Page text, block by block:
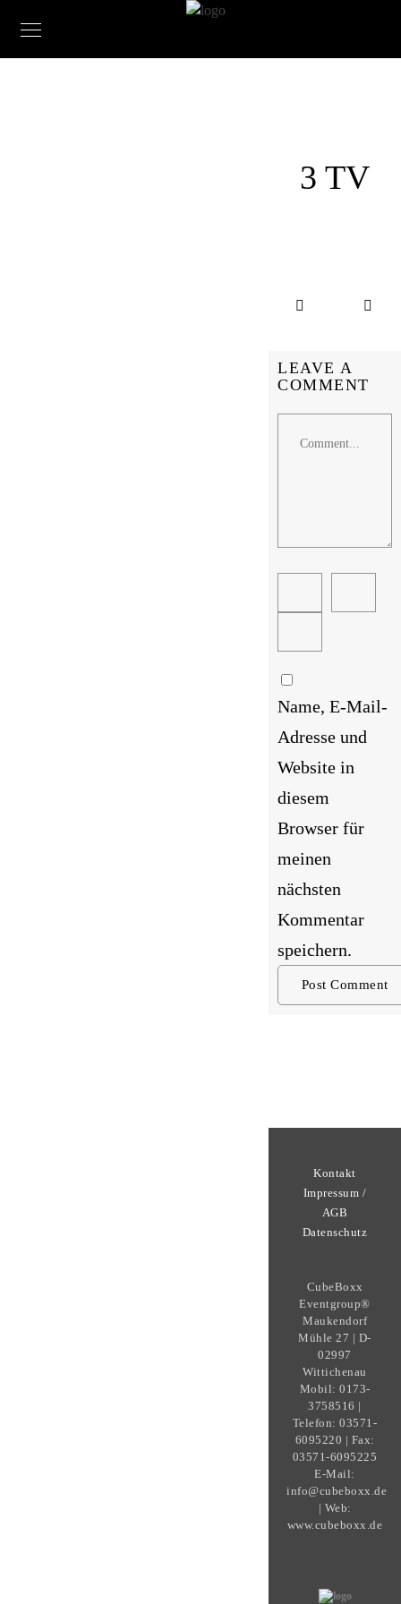
3 TV
LEAVE A
COMMENT
Name, E-Mail-
Adresse und
Website in
diesem
Browser für
meinen
nächsten
Kommentar
speichern.
Kontakt
Impressum /
AGB
Datenschutz
CubeBoxx
Eventgroup®
Maukendorf
Mühle 27 | D-
02997
Wittichenau
Mobil: 0173-
3758516 |
Telefon: 03571-
6095220 | Fax:
03571-6095225
E-Mail:
info@cubeboxx.de
| Web:
www.cubeboxx.de